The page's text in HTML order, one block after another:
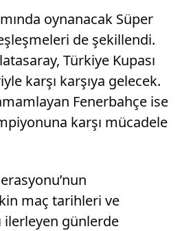
oynanacak Süper
de şekillendi.
Türkiye Kupası
karşı karşıya gelecek.
Fenerbahçe ise
karşı mücadele
maç tarihleri ve
ilerleyen günlerde